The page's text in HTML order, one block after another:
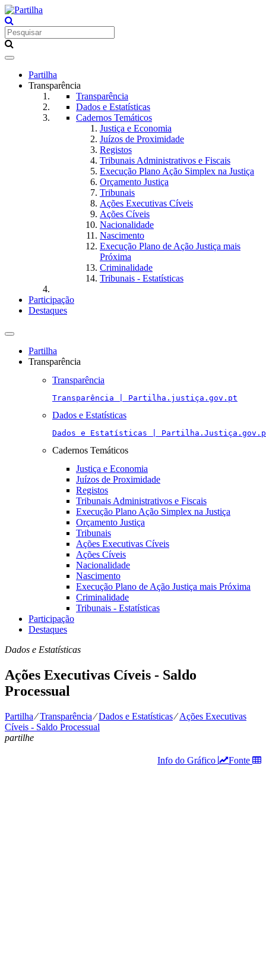
Toggle
navigationPartilha
Transparência
Transparência
Dados e Estatísticas
Cadernos Temáticos
Justiça e Economia
Juízos de Proximidade
Registos
Tribunais Administrativos e Fiscais
Execução Plano Ação Simplex na Justiça
Orçamento Justiça
Tribunais
Ações Executivas Cíveis
Ações Cíveis
Nacionalidade
Nascimento
Execução Plano de Ação Justiça mais
Próxima
Criminalidade
Tribunais - Estatísticas
Participação
Destaques
Toggle
navigationPartilha
Transparência
Transparência
Transparência | Partilha.justiça.gov.pt
Dados e Estatísticas
Dados e Estatísticas |
Cadernos Temáticos
Justiça e Economia
Juízos de Proximidade
Registos
Tribunais Administrativos e Fiscais
Execução Plano Ação Simplex na Justiça
Orçamento Justiça
Tribunais
Ações Executivas Cíveis
Ações Cíveis
Nacionalidade
Nascimento
Execução Plano de Ação Justiça mais Próxima
Criminalidade
Tribunais - Estatísticas
Participação
Destaques
Dados e Estatísticas
Ações Executivas Cíveis - Saldo
Processual
Partilha⁄Transparência⁄Dados e Estatísticas⁄Ações Executivas
Cíveis - Saldo Processual
partilhe
Fonte
Info do Gráfico